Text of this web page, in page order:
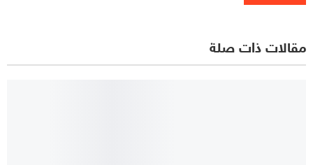
مقالات ذات صلة